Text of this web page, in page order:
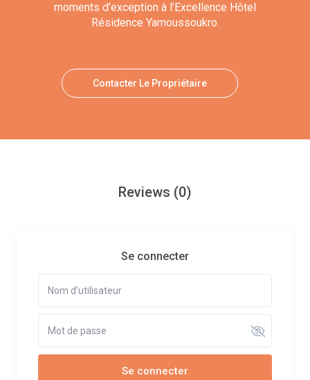
moments d’exception à l’Excellence Hôtel
Résidence Yamoussoukro.
Contacter Le Propriétaire
Reviews (0)
Se connecter
Se connecter